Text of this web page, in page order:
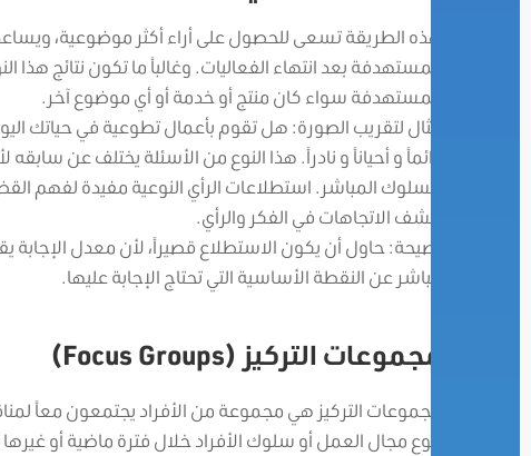
هذه الطريقة تسعى للحصول على أراء أكثر موضوعية،
المستهدفة بعد انتهاء الفعاليات. وغالباً ما تكون نتائج
المستهدفة سواء كان منتج أو خدمة أو أي موضوع آخر.
مثال لتقريب الصورة: هل تقوم بأعمال تطوعية في حياتك
دائماً و أحياناً و نادراً. هذا النوع من الأسئلة يختلف عن
للسلوك المباشر. استطلاعات الرأي النوعية مفيدة لفهم
كشف الاتجاهات في الفكر والرأي.
نصيحة: حاول أن يكون الاستطلاع قصيراً، لأن معدل
مباشر عن النقطة الأساسية التي تحتاج الإجابة عليها.
مجموعات التركيز (Focus Groups)
مجموعات التركيز هي مجموعة من الأفراد يجتمعون معاً
تنوع مجال العمل أو سلوك الأفراد خلال فترة ماضية أو